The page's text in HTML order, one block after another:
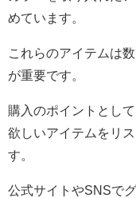
めています。
これらのアイテムは
が重要です。
購入のポイントとし
欲しいアイテムをリ
す。
公式サイトやSNSで